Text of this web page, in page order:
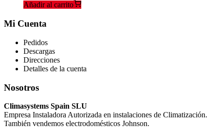
Añadir al carrito
Mi Cuenta
Pedidos
Descargas
Direcciones
Detalles de la cuenta
Nosotros
Climasystems Spain SLU
Empresa Instaladora Autorizada en instalaciones de Climatización.
También vendemos electrodomésticos Johnson.